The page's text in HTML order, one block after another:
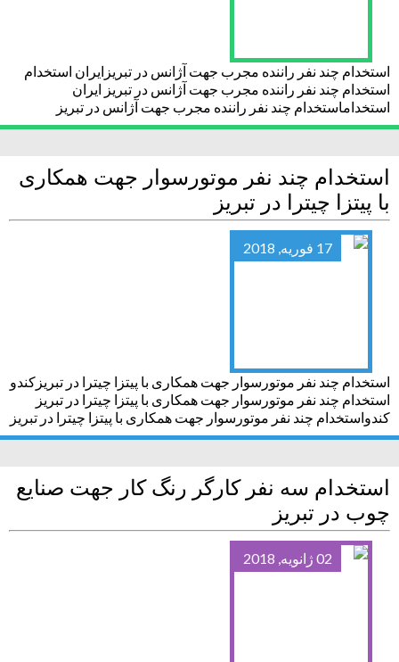
استخدام چند نفر راننده مجرب جهت آژانس در تبریزایران استخدام
استخدام چند نفر راننده مجرب جهت آژانس در تبریز ایران
استخداماستخدام چند نفر راننده مجرب جهت آژانس در تبریز
استخدام چند نفر موتورسوار جهت همکاری
با پیتزا چیترا در تبریز
17 فوریه, 2018
استخدام چند نفر موتورسوار جهت همکاری با پیتزا چیترا در تبریزکندو
استخدام چند نفر موتورسوار جهت همکاری با پیتزا چیترا در تبریز
کندواستخدام چند نفر موتورسوار جهت همکاری با پیتزا چیترا در تبریز
استخدام سه نفر کارگر رنگ کار جهت صنایع
چوب در تبریز
02 ژانویه, 2018